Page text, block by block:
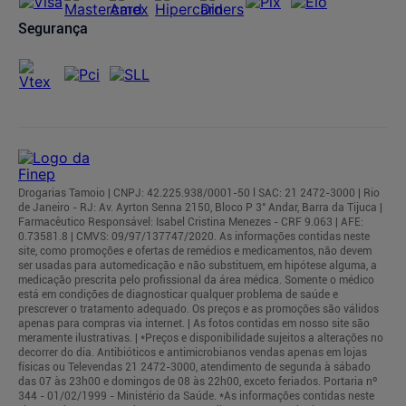
Segurança
Drogarias Tamoio | CNPJ: 42.225.938/0001-50 l SAC: 21 2472-3000 | Rio
de Janeiro - RJ: Av. Ayrton Senna 2150, Bloco P 3° Andar, Barra da Tijuca |
Farmacêutico Responsável: Isabel Cristina Menezes - CRF 9.063 | AFE:
0.73581.8 | CMVS: 09/97/137747/2020. As informações contidas neste
site, como promoções e ofertas de remédios e medicamentos, não devem
ser usadas para automedicação e não substituem, em hipótese alguma, a
medicação prescrita pelo profissional da área médica. Somente o médico
está em condições de diagnosticar qualquer problema de saúde e
prescrever o tratamento adequado. Os preços e as promoções são válidos
apenas para compras via internet. | As fotos contidas em nosso site são
meramente ilustrativas. | *Preços e disponibilidade sujeitos a alterações no
decorrer do dia. Antibióticos e antimicrobianos vendas apenas em lojas
físicas ou Televendas 21 2472-3000, atendimento de segunda à sábado
das 07 às 23h00 e domingos de 08 às 22h00, exceto feriados. Portaria nº
344 - 01/02/1999 - Ministério da Saúde. *As informações contidas neste